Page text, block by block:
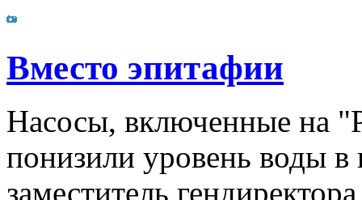
Вместо эпитафии
Насосы, включенные на
понизили уровень воды
заместитель